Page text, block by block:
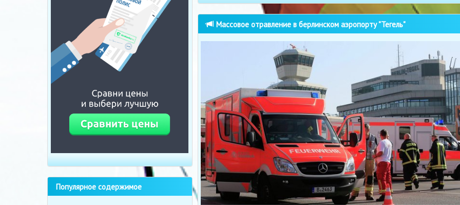
Массовое отравление в берлинском аэропорту "Тегель"
Популярное содержимое